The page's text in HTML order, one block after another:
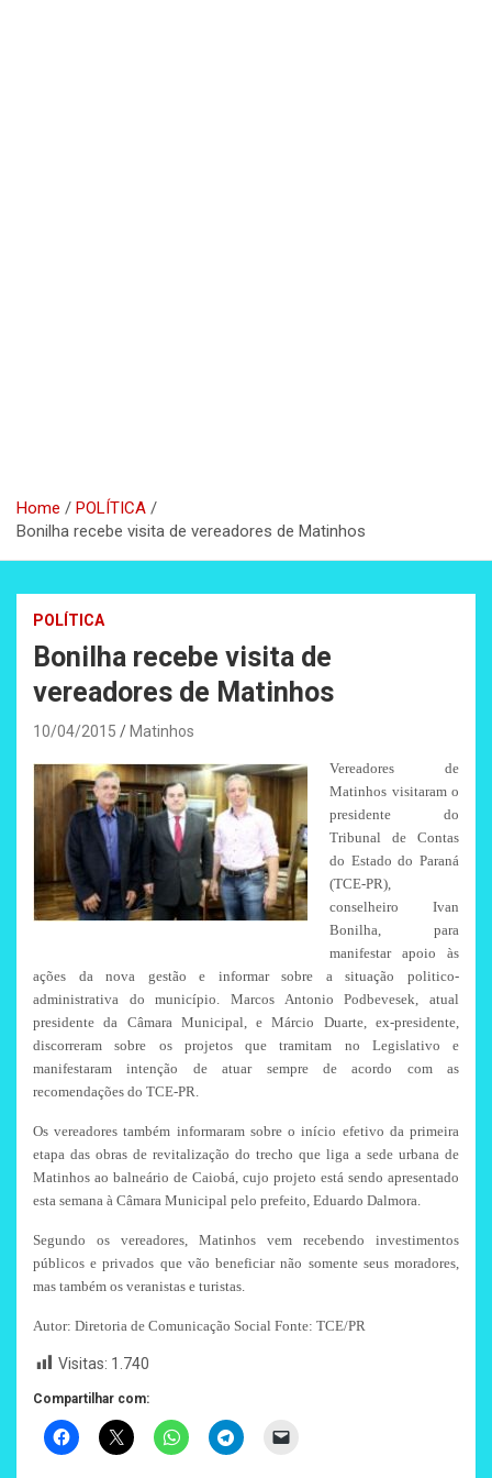
Home
POLÍTICA
Bonilha recebe visita de vereadores de Matinhos
POLÍTICA
Bonilha recebe visita de
vereadores de Matinhos
10/04/2015 Matinhos
Vereadores de
Matinhos visitaram o
presidente do
Tribunal de Contas
do Estado do Paraná
(TCE-PR),
conselheiro Ivan
Bonilha, para
manifestar apoio às
ações da nova gestão e informar sobre a situação politico-
administrativa do município. Marcos Antonio Podbevesek, atual
presidente da Câmara Municipal, e Márcio Duarte, ex-presidente,
discorreram sobre os projetos que tramitam no Legislativo e
manifestaram intenção de atuar sempre de acordo com as
recomendações do TCE-PR.
Os vereadores também informaram sobre o início efetivo da primeira
etapa das obras de revitalização do trecho que liga a sede urbana de
Matinhos ao balneário de Caiobá, cujo projeto está sendo apresentado
esta semana à Câmara Municipal pelo prefeito, Eduardo Dalmora.
Segundo os vereadores, Matinhos vem recebendo investimentos
públicos e privados que vão beneficiar não somente seus moradores,
mas também os veranistas e turistas.
Autor: Diretoria de Comunicação Social Fonte: TCE/PR
Visitas: 1.740
Compartilhar com: